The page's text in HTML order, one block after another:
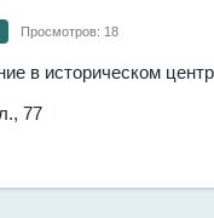
Просмотров: 18
в историческом
77